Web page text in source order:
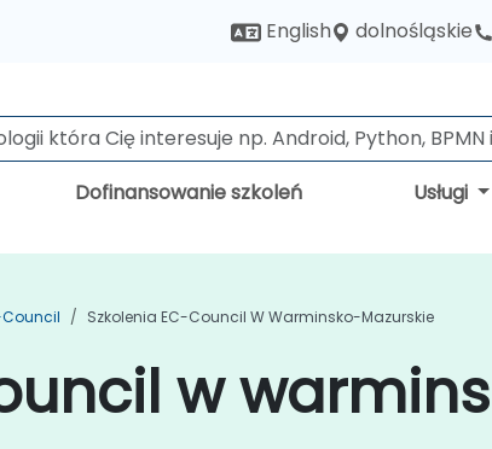
English dolnośląskie
Dofinansowanie szkoleń Usługi
Council Szkolenia EC-Council W Warminsko-Mazurskie
w